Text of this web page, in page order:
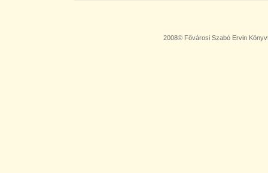
2008© Fővárosi Szabó Ervin